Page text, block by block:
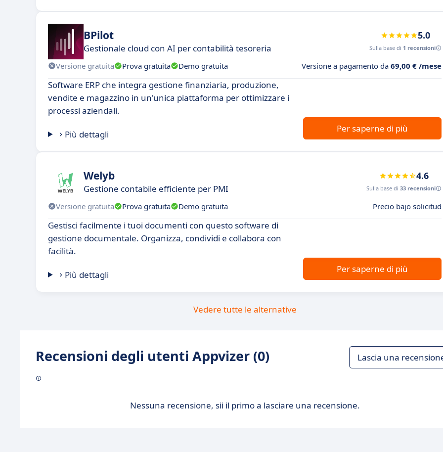
BPilot
Gestionale cloud con AI per contabilità tesoreria
5.0
Sulla base di 1 recensioni
Versione gratuita Prova gratuita Demo gratuita Versione a pagamento da 69,00 € /mese
Software ERP che integra gestione finanziaria, produzione,
vendite e magazzino in un'unica piattaforma per ottimizzare i
processi aziendali.
Più dettagli
Per saperne di più
Welyb
Gestione contabile efficiente per PMI
4.6
Sulla base di 33 recensioni
Versione gratuita Prova gratuita Demo gratuita Precio bajo solicitud
Gestisci facilmente i tuoi documenti con questo software di
gestione documentale. Organizza, condividi e collabora con
facilità.
Più dettagli
Per saperne di più
Vedere tutte le alternative
Recensioni degli utenti Appvizer (0) Lascia una
Nessuna recensione, sii il primo a lasciare una recensione.